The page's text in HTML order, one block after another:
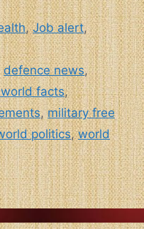
,Job alert,
defence news,
facts,
,military free
politics,world